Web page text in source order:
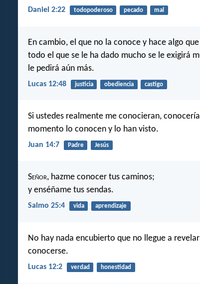
Daniel 2:22 todopoderoso pecado mal
En cambio, el que no la conoce y hace algo
todo el que se le ha dado mucho se le exigirá
le pedirá aún más.
Lucas 12:48 justicia obediencia castigo
Si ustedes realmente me conocieran,
momento lo conocen y lo han visto.
Juan 14:7 Padre Jesús
Señor, hazme conocer tus caminos;
y enséñame tus sendas.
Salmo 25:4 vida aprendizaje
No hay nada encubierto que no llegue a
conocerse.
Lucas 12:2 verdad honestidad